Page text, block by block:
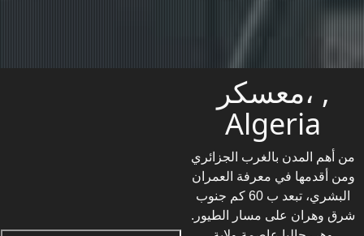
معسكر، ,
Algeria
من أهم المدن بالغرب الجزائري
ومن أقدمها في معرفة العمران
البشري، تبعد ب 60 كم جنوب
شرق وهران على مسار الطيور.